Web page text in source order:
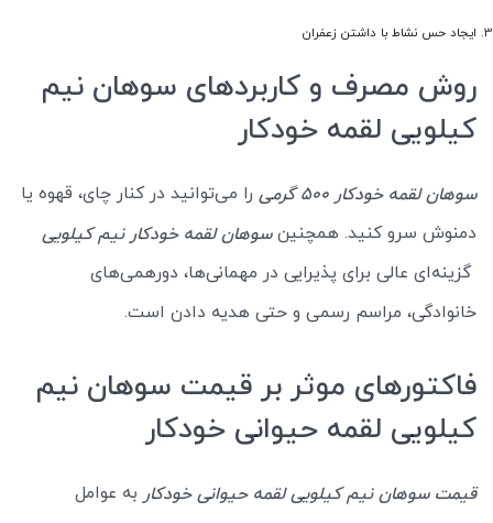
ایجاد حس نشاط با داشتن زعفران
روش مصرف و کاربردهای سوهان نیم
کیلویی لقمه خودکار
سوهان لقمه خودکار 500 گرمی
را می‌توانید در کنار چای، قهوه یا
دمنوش سرو کنید. همچنینسوهان لقمه خودکار نیم کیلویی
گزینه‌ای عالی برای پذیرایی در مهمانی‌ها، دورهمی‌های
خانوادگی، مراسم‌ رسمی و حتی هدیه دادن است.
فاکتورهای موثر بر قیمت سوهان نیم
کیلویی لقمه حیوانی خودکار
قیمت سوهان نیم کیلویی لقمه حیوانی خودکار به عوامل